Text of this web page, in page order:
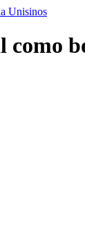
Unisinos
como